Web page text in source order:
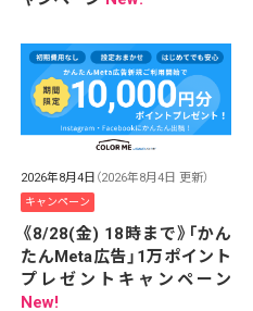
2026年8月4日 （2026年8月4日 更新）
キャンペーン
《8/28(金) 18時まで》「かん
たんMeta広告」1万ポイント
プレゼントキャンペーン
New!